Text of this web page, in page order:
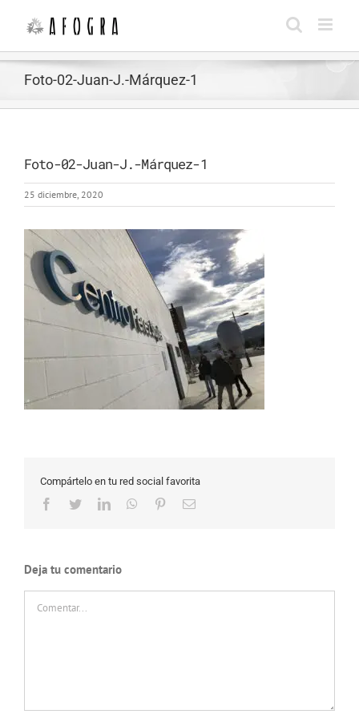
contenido
Foto-02-Juan-J.-Márquez-1
Foto-02-Juan-J.-Márquez-1
25 diciembre, 2020
Compártelo en tu red social favorita
Facebook
TwitterLinkedInWhatsApp
PinterestCorreo
Deja tu comentario